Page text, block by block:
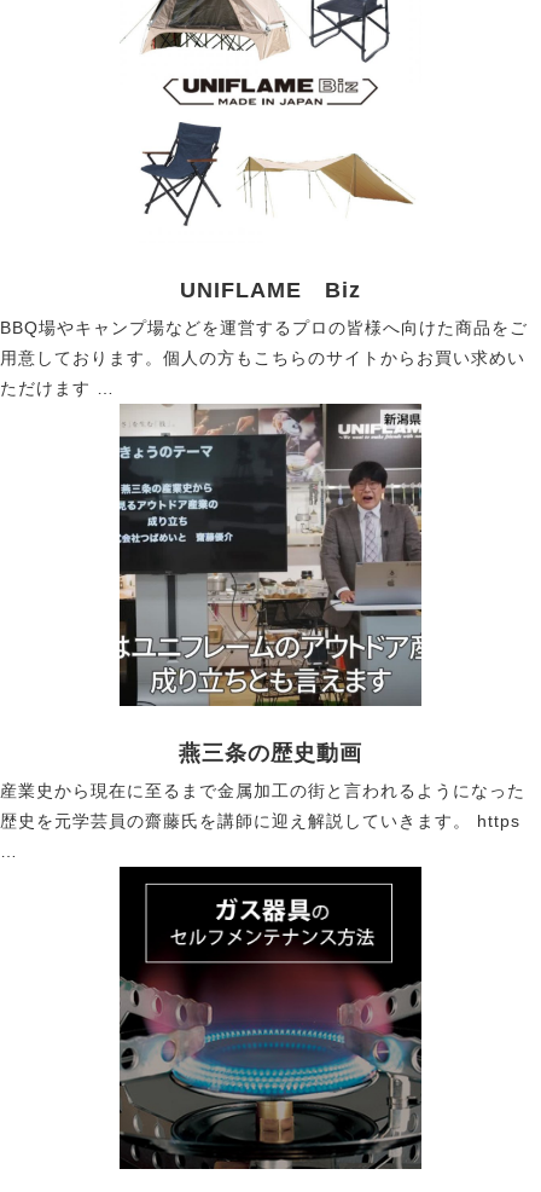
UNIFLAME Biz
BBQ場やキャンプ場などを運営するプロの皆様へ向けた商品をご
用意しております。個人の方もこちらのサイトからお買い求めい
ただけます …
燕三条の歴史動画
産業史から現在に至るまで金属加工の街と言われるようになった
歴史を元学芸員の齋藤氏を講師に迎え解説していきます。 https